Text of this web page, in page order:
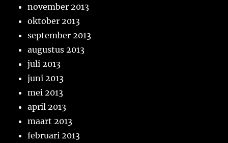
november 2013
oktober 2013
september 2013
augustus 2013
juli 2013
juni 2013
mei 2013
april 2013
maart 2013
februari 2013